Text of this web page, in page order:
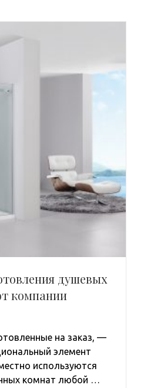
душевых
компании
на заказ, —
элемент
используются
комнат любой …